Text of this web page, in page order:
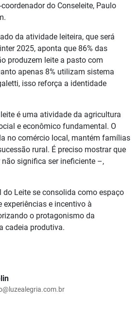
do Conseleite, Paulo
da atividade leiteira, que será
2025, aponta que 86% das
produzem leite a pasto com
apenas 8% utilizam sistema
isso reforça a identidade
é uma atividade da agricultura
e econômico fundamental. O
no comércio local, mantém famílias
rural. É preciso mostrar que
significa ser ineficiente –,
do Leite se consolida como espaço
experiências e incentivo à
o protagonismo da
cadeia produtiva.